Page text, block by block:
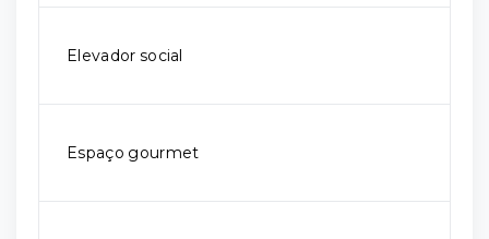
Elevador social
Espaço gourmet